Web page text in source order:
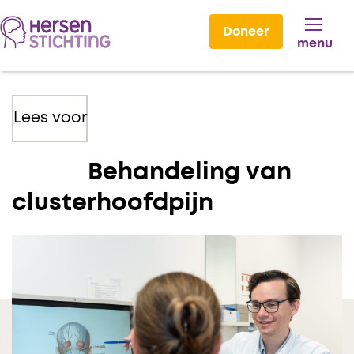
Doneer
menu
Lees voor
Behandeling van
clusterhoofdpijn